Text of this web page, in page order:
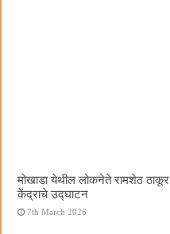
मोखाडा येथील लोकनेते रामशेठ
केंद्राचे उद्घाटन
7th March 2026